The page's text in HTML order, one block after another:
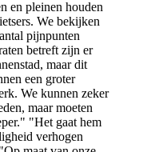
en pleinen houden
We bekijken
pijnpunten
betreft zijn er
maar dit
een groter
We kunnen zeker
maar moeten
"Het gaat hem
verhogen